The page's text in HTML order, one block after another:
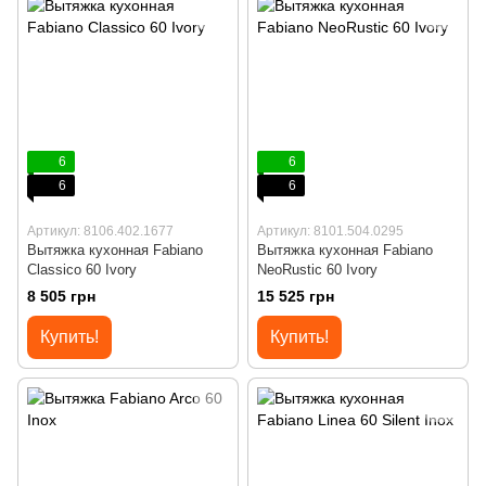
6
6
Артикул: 8106.402.1677
Вытяжка кухонная Fabiano
Classico 60 Ivory
8 505 грн
Купить!
6
6
Артикул: 8101.504.0295
Вытяжка кухонная Fabiano
NeoRustic 60 Ivory
15 525 грн
Купить!